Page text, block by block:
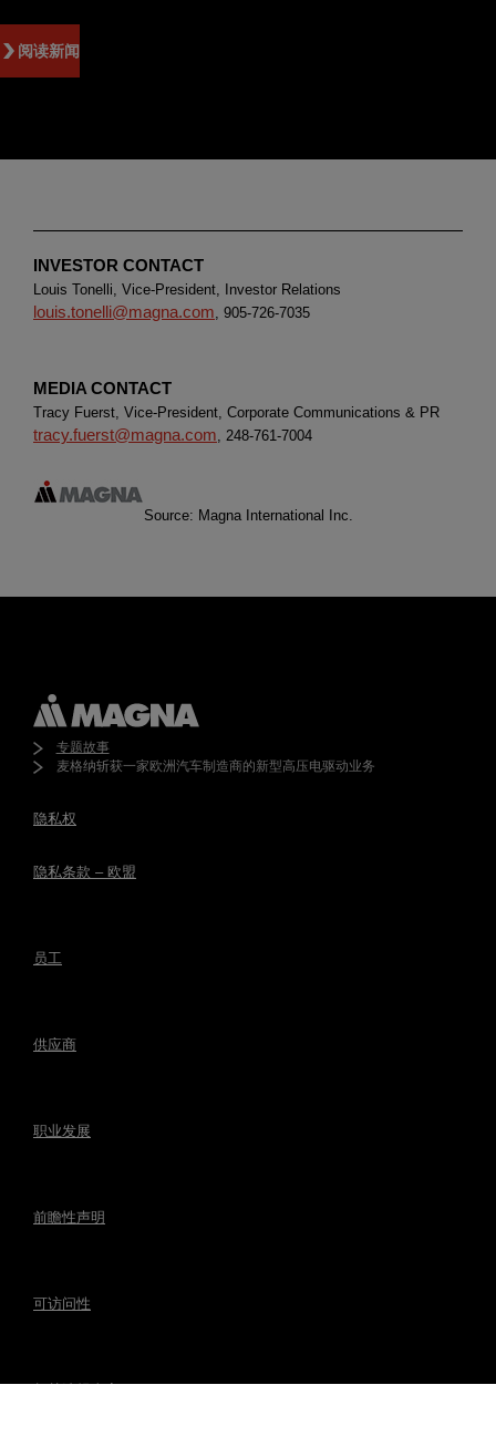
阅读新闻
INVESTOR CONTACT
Louis Tonelli, Vice-President, Investor Relations
louis.tonelli@magna.com, 905-726-7035
MEDIA CONTACT
Tracy Fuerst, Vice-President, Corporate Communications & PR
tracy.fuerst@magna.com, 248-761-7004
Source: Magna International Inc.
专题故事
麦格纳斩获一家欧洲汽车制造商的新型高压电驱动业务
隐私权
隐私条款 – 欧盟
员工
供应商
职业发展
前瞻性声明
可访问性